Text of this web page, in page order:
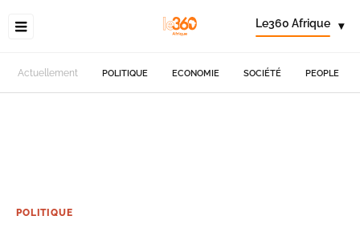
Le360 Afrique ▾
Actuellement POLITIQUE ECONOMIE SOCIÉTÉ PEOPLE
POLITIQUE